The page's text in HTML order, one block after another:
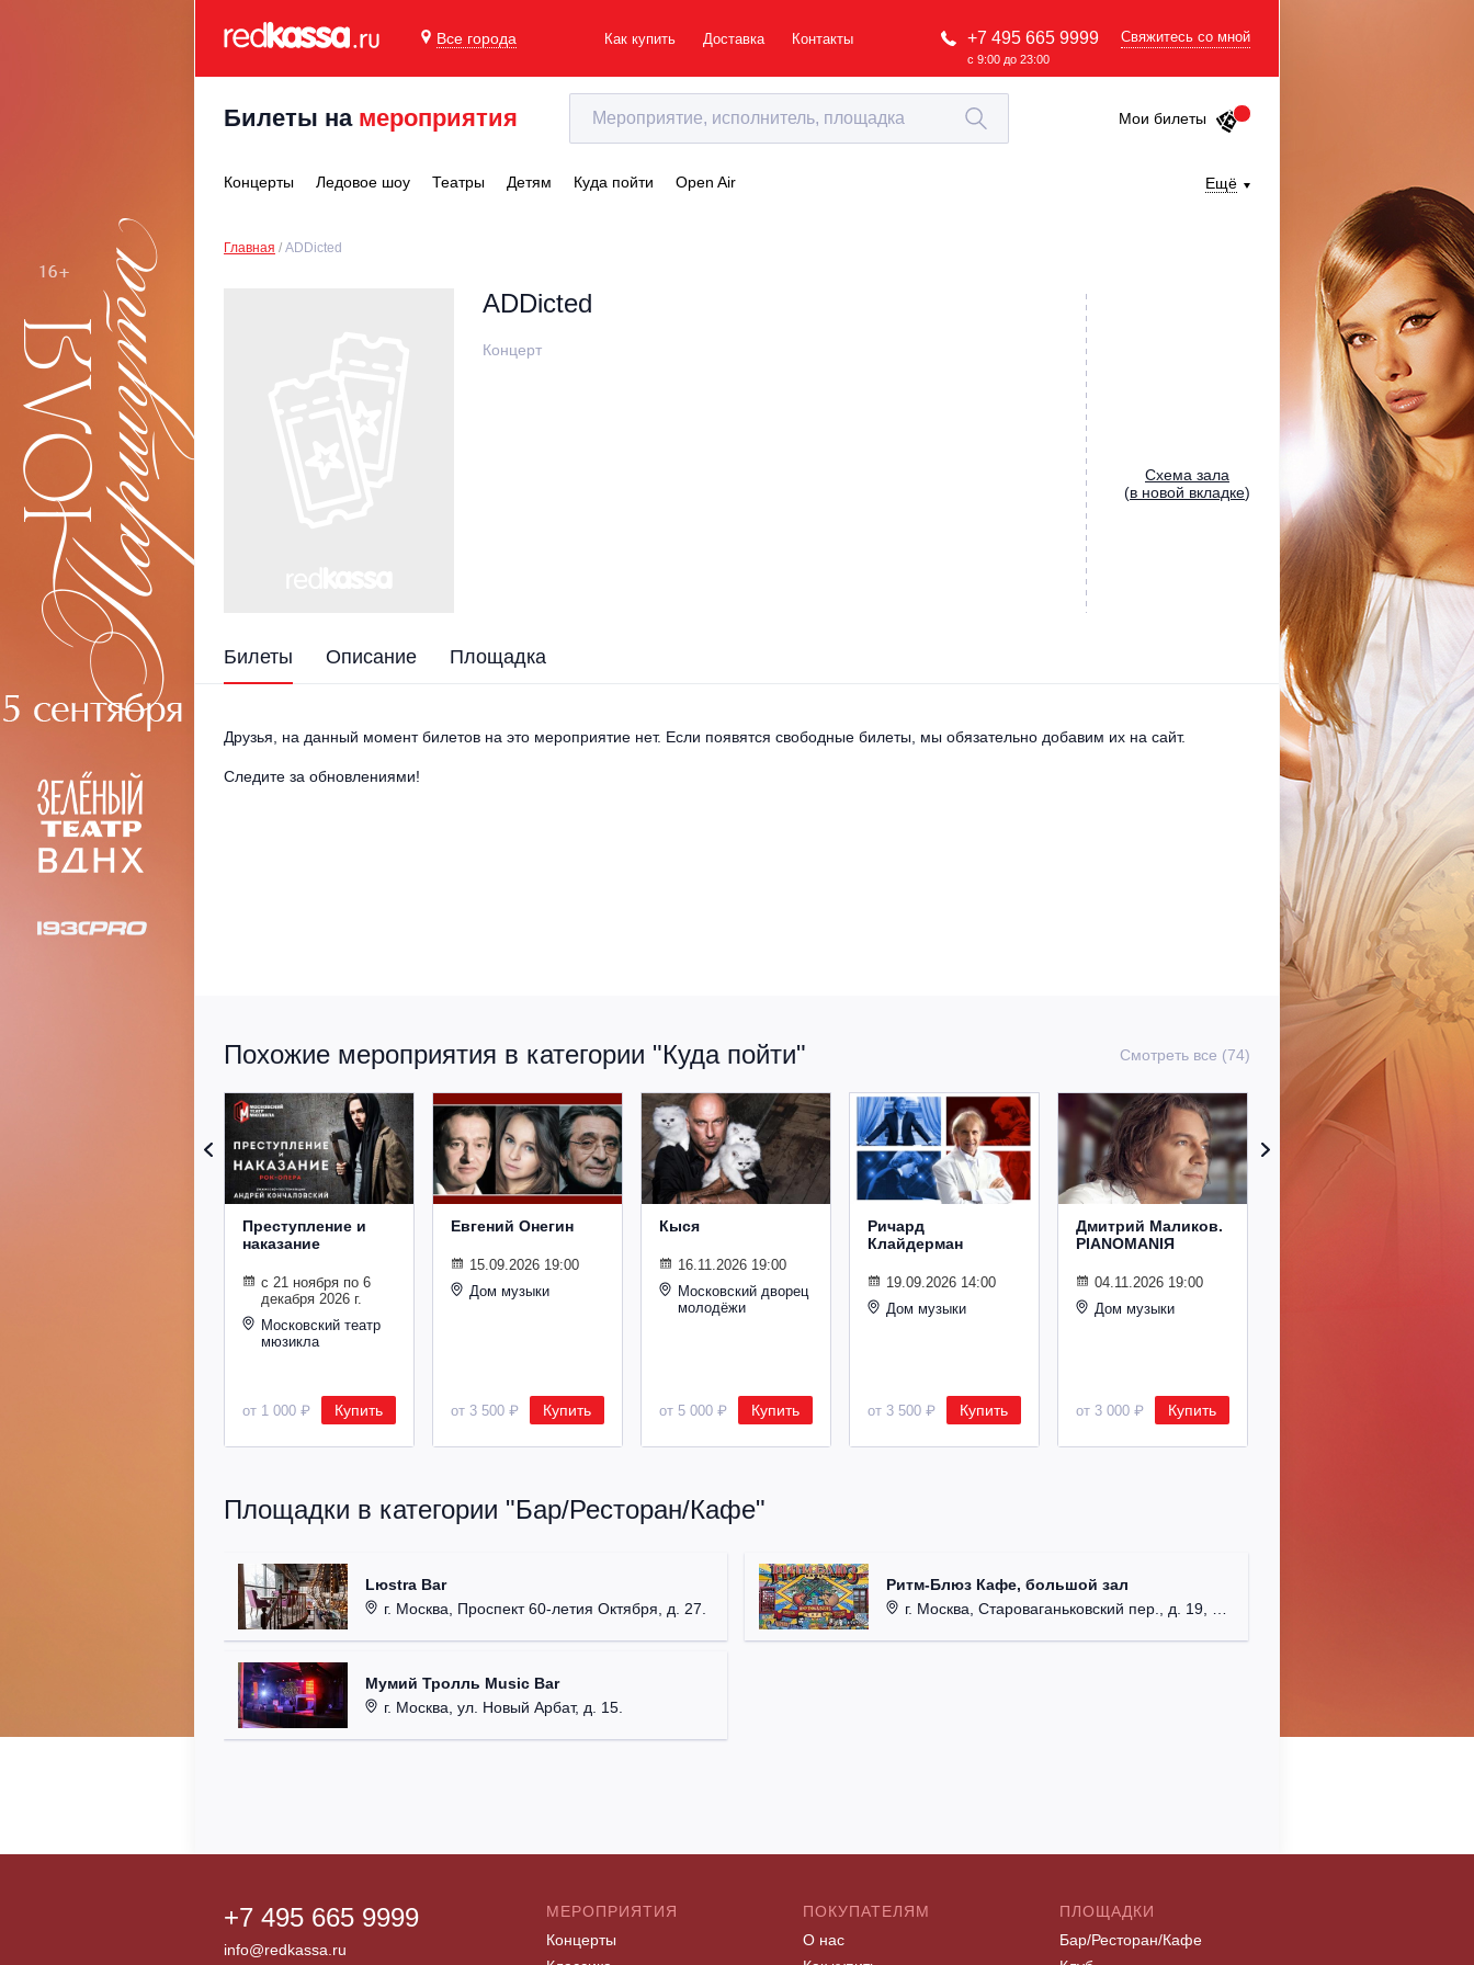
Все города Как купить Доставка Контакты +7 495 665 9999
с 9:00 до 23:00
Свяжитесь со мной
Билеты на мероприятия Мои билеты
Концерты Ледовое шоу Театры Детям Куда пойти Open Air Ещё
Главная ADDicted
ADDicted
Концерт
Cхема зала
(в новой вкладке)
Билеты Описание Площадка
Друзья, на данный момент билетов на это мероприятие нет. Если появятся свободные билеты, мы обязательно добавим их на сайт.
Следите за обновлениями!
Похожие мероприятия в категории "Куда пойти" Смотреть все (74)
Преступление и
наказание
с 21 ноября по 6
декабря 2026 г.
Московский театр
мюзикла
от 1 000 ₽ Купить
Евгений Онегин
15.09.2026 19:00
Дом музыки
от 3 500 ₽ Купить
Кыся
16.11.2026 19:00
Московский дворец
молодёжи
от 5 000 ₽ Купить
Ричард
Клайдерман
19.09.2026 14:00
Дом музыки
от 3 500 ₽ Купить
Дмитрий Маликов.
PIANOMANIЯ
04.11.2026 19:00
Дом музыки
от 3 000 ₽ Купить
Площадки в категории "Бар/Ресторан/Кафе"
Lюstra Bar
г. Москва, Проспект 60-летия Октября, д. 27.
Мумий Тролль Music Bar
г. Москва, ул. Новый Арбат, д. 15.
Ритм-Блюз Кафе, большой зал
г. Москва, Староваганьковский пер., д. 19, стр. 2.
+7 495 665 9999
info@redkassa.ru
МЕРОПРИЯТИЯ
Концерты
ПОКУПАТЕЛЯМ
О нас
ПЛОЩАДКИ
Бар/Ресторан/Кафе